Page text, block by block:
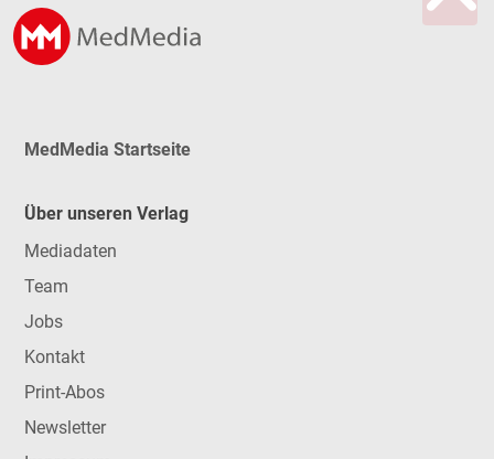
MedMedia Startseite
Über unseren Verlag
Mediadaten
Team
Jobs
Kontakt
Print-Abos
Newsletter